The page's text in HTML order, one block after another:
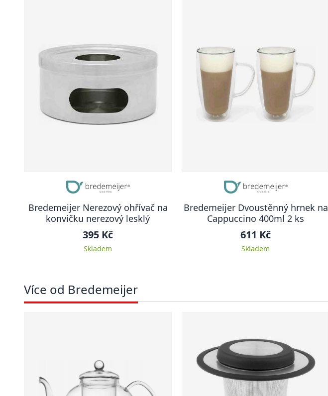
Bredemeijer Nerezový ohřívač na
konvičku nerezový lesklý
395 Kč
Skladem
Bredemeijer Dvoustěnný hrnek na
Cappuccino 400ml 2 ks
611 Kč
Skladem
Více od Bredemeijer